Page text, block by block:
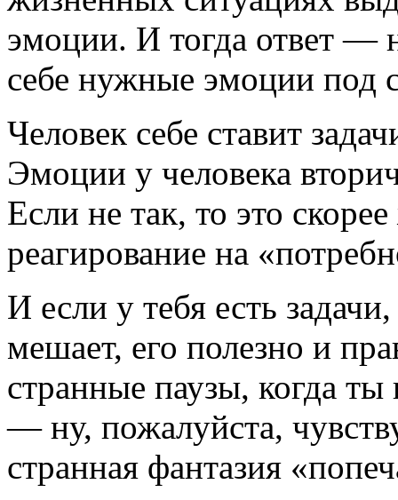
эмоции. И тогда ответ —
себе нужные эмоции под
Человек себе ставит
Эмоции у человека
Если не так, то это
реагирование на
И если у тебя есть
мешает, его полезно и
странные паузы, когда
— ну, пожалуйста,
странная фантазия